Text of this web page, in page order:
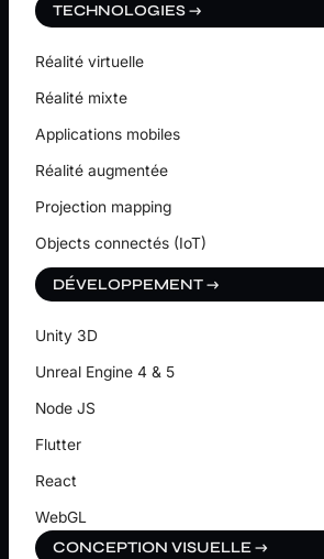
TECHNOLOGIES →
Réalité virtuelle
Réalité mixte
Applications mobiles
Réalité augmentée
Projection mapping
Objects connectés (IoT)
DÉVELOPPEMENT →
Unity 3D
Unreal Engine 4 & 5
Node JS
Flutter
React
WebGL
CONCEPTION VISUELLE →